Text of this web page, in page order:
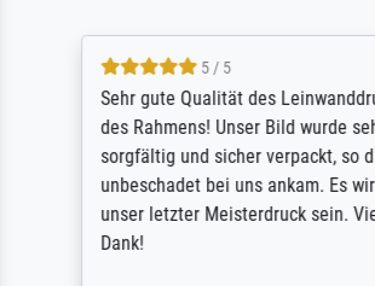
5 / 5
Sehr gute Qualität des
des Rahmens! Unser Bild wurde
sorgfältig und sicher verpackt, so
unbeschadet bei uns ankam. Es
unser letzter Meisterdruck sein.
Dank!